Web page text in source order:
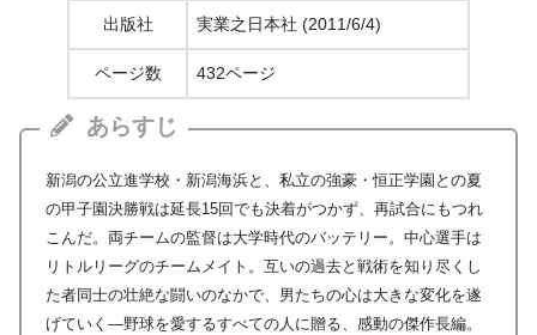
出版社 実業之日本社 (2011/6/4)
ページ数 432ページ
あらすじ
新潟の公立進学校・新潟海浜と、私立の強豪・恒正学園との夏
の甲子園決勝戦は延長15回でも決着がつかず、再試合にもつれ
こんだ。両チームの監督は大学時代のバッテリー。中心選手は
リトルリーグのチームメイト。互いの過去と戦術を知り尽くし
た者同士の壮絶な闘いのなかで、男たちの心は大きな変化を遂
げていく―野球を愛するすべての人に贈る、感動の傑作長編。